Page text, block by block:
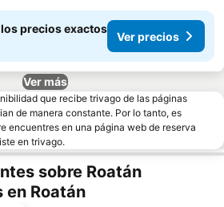
precios exactos
Ver precios
Ver más
que recibe trivago de las páginas
de manera constante. Por lo tanto, es
encuentres en una página web de reserva
en trivago.
sobre Roatán
en Roatán